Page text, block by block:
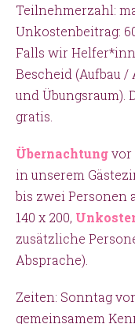
Teilnehmerzahl:
Unkostenbeitrag:
Falls wir
Bescheid (Aufbau /
und Übungsraum).
gratis.
Übernachtungvor
in unserem
bis zwei Personen
140 x 200,
zusätzliche
Absprache).
Zeiten: Sonntag
gemeinsamem